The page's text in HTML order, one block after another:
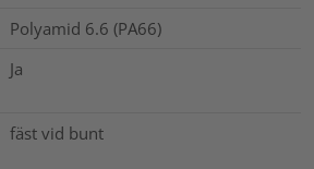
Polyamid 6.6 (PA66)
Ja
fäst vid bunt